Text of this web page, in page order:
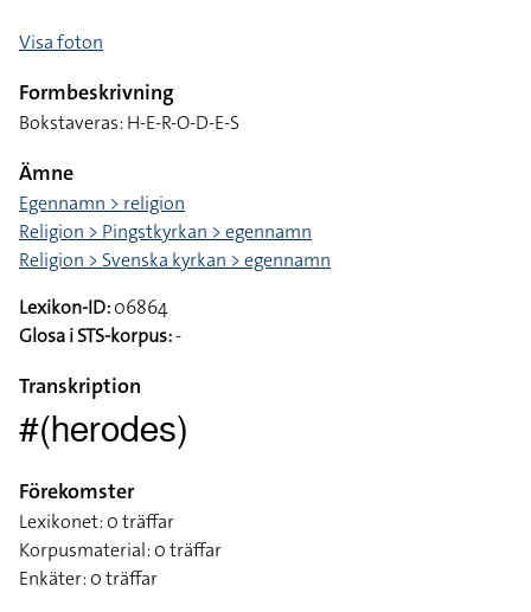
Visa foton
Formbeskrivning
Bokstaveras: H-E-R-O-D-E-S
Ämne
Egennamn > religion
Religion > Pingstkyrkan > egennamn
Religion > Svenska kyrkan > egennamn
Lexikon-ID:06864
Glosa i STS-korpus:-
Transkription
#(herodes)
Förekomster
Lexikonet: 0 träffar
Korpusmaterial: 0 träffar
Enkäter: 0 träffar